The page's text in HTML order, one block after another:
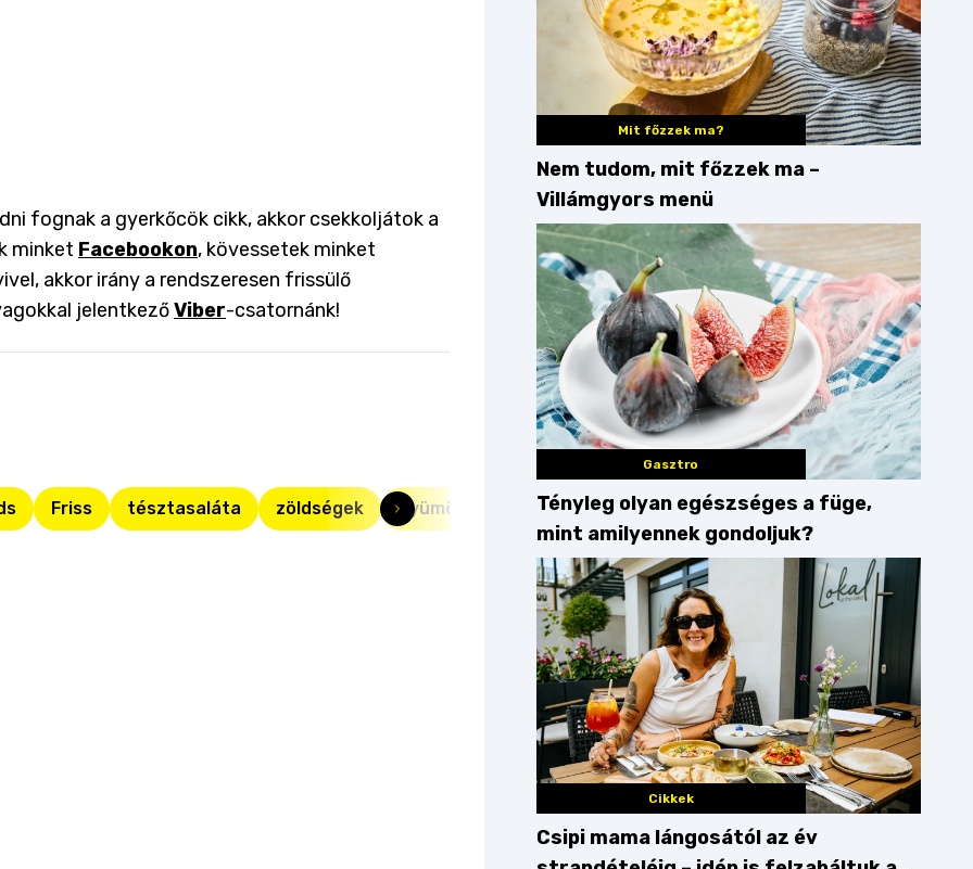
fognak a gyerkőcök cikk, akkor csekkoljátok a
minket Facebookon, kövessetek minket
akkor irány a rendszeresen frissülő
jelentkezőViber-csatornánk!
Friss tésztasaláta zöldségek gyümölcsök répafőzelék gyerekmenü
Mit főzzek ma?
Nem tudom, mit főzzek ma –
Villámgyors menü
Gasztro
Tényleg olyan egészséges a füge,
mint amilyennek gondoljuk?
Cikkek
Csipi mama lángosától az év